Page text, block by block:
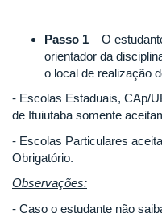
Passo 1 – O
orientador da
o local de realização
- Escolas Estaduais, CAp/
de Ituiutaba somente
- Escolas Particulares
Obrigatório.
Observações:
- Caso o estudante não